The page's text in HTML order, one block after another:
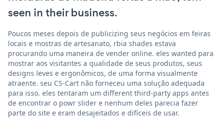
seen in their business.
Poucos meses depois de publicizing seus negócios em feiras
locais e mostras de artesanato, rbia shades estava
procurando uma maneira de vender online. eles wanted para
mostrar aos visitantes a qualidade de seus produtos, seus
designs leves e ergonômicos, de uma forma visualmente
atraente. seu CS-Cart não forneceu uma solução adequada
para isso. eles tentaram um different third-party apps antes
de encontrar o powr slider e nenhum deles parecia fazer
parte do site e eram desajeitados e difíceis de usar.